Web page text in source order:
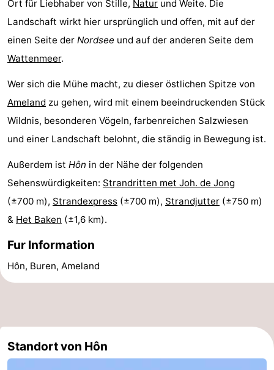
Ort für Liebhaber von Stille, Natur und Weite. Die
Landschaft wirkt hier ursprünglich und offen, mit auf der
einen Seite der Nordsee und auf der anderen Seite dem
Wattenmeer.
Wer sich die Mühe macht, zu dieser östlichen Spitze von
Ameland zu gehen, wird mit einem beeindruckenden Stück
Wildnis, besonderen Vögeln, farbenreichen Salzwiesen
und einer Landschaft belohnt, die ständig in Bewegung ist.
Außerdem ist Hôn in der Nähe der folgenden
Sehenswürdigkeiten: Strandritten met Joh. de Jong
(±700 m), Strandexpress (±700 m), Strandjutter (±750 m)
& Het Baken (±1,6 km).
Fur Information
Hôn, Buren, Ameland
Standort von Hôn